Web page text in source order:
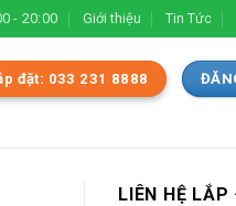
- 20:00 Giới thiệu Tin Tức
đặt: 033 231 8888
LIÊN HỆ